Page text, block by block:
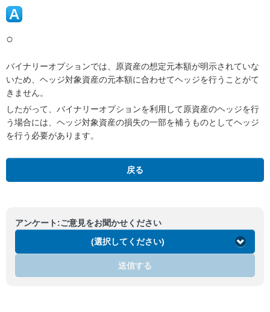
○
バイナリーオプションでは、原資産の想定元本額が明示されていな
いため、ヘッジ対象資産の元本額に合わせてヘッジを行うことがて
きません。
したがって、バイナリーオプションを利用して原資産のヘッジを行
う場合には、ヘッジ対象資産の損失の一部を補うものとしてヘッジ
を行う必要があります。
戻る
アンケート:ご意見をお聞かせください
(選択してください)
送信する